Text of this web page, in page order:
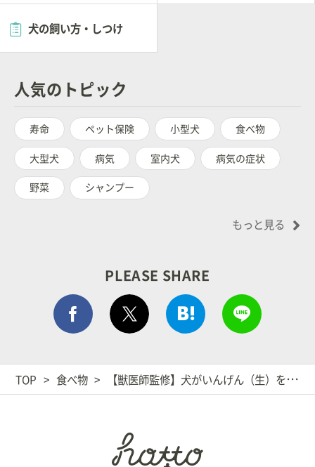
犬の飼い方・しつけ
人気のトピック
寿命 ペット保険 小型犬 食べ物
大型犬 病気 室内犬 病気の症状
野菜 シャンプー
もっと見る
PLEASE SHARE
Facebook シェア はてぶでシェア
TOP 食べ物 【獣医師監修】犬がいんげん（生）を食べても大丈夫？いんげん豆は？適量やメリット、注意点！